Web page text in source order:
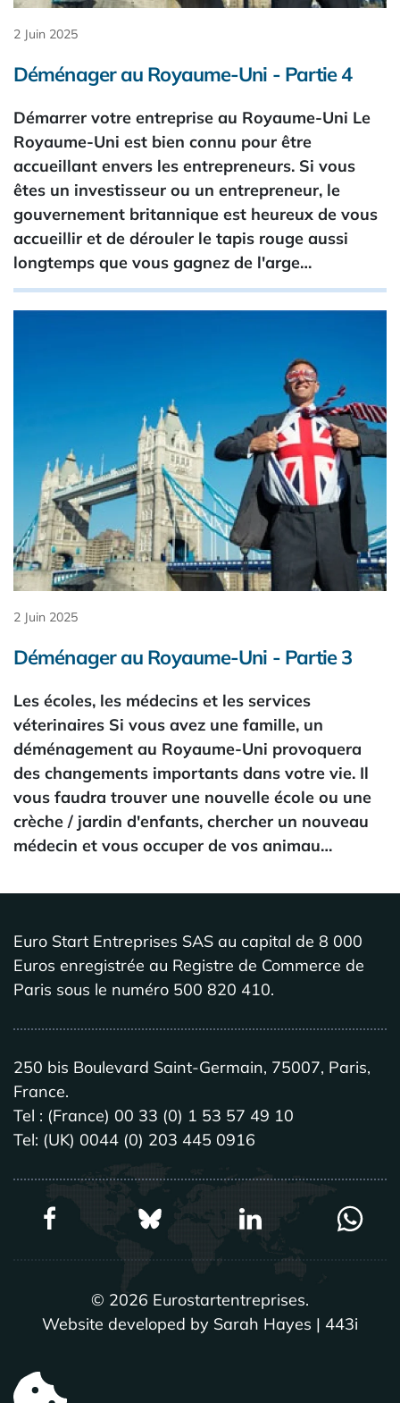
2 Juin 2025
Déménager au Royaume-Uni - Partie 4
Démarrer votre entreprise au Royaume-Uni Le
Royaume-Uni est bien connu pour être
accueillant envers les entrepreneurs. Si vous
êtes un investisseur ou un entrepreneur, le
gouvernement britannique est heureux de vous
accueillir et de dérouler le tapis rouge aussi
longtemps que vous gagnez de l'arge…
2 Juin 2025
Déménager au Royaume-Uni - Partie 3
Les écoles, les médecins et les services
véterinaires Si vous avez une famille, un
déménagement au Royaume-Uni provoquera
des changements importants dans votre vie. Il
vous faudra trouver une nouvelle école ou une
crèche / jardin d'enfants, chercher un nouveau
médecin et vous occuper de vos animau…
Euro Start Entreprises SAS au capital de 8 000
Euros enregistrée au Registre de Commerce de
Paris sous le numéro 500 820 410.
250 bis Boulevard Saint-Germain, 75007, Paris,
France.
Tel : (France) 00 33 (0) 1 53 57 49 10
Tel: (UK) 0044 (0) 203 445 0916
© 2026 Eurostartentreprises.
Website developed by Sarah Hayes | 443i